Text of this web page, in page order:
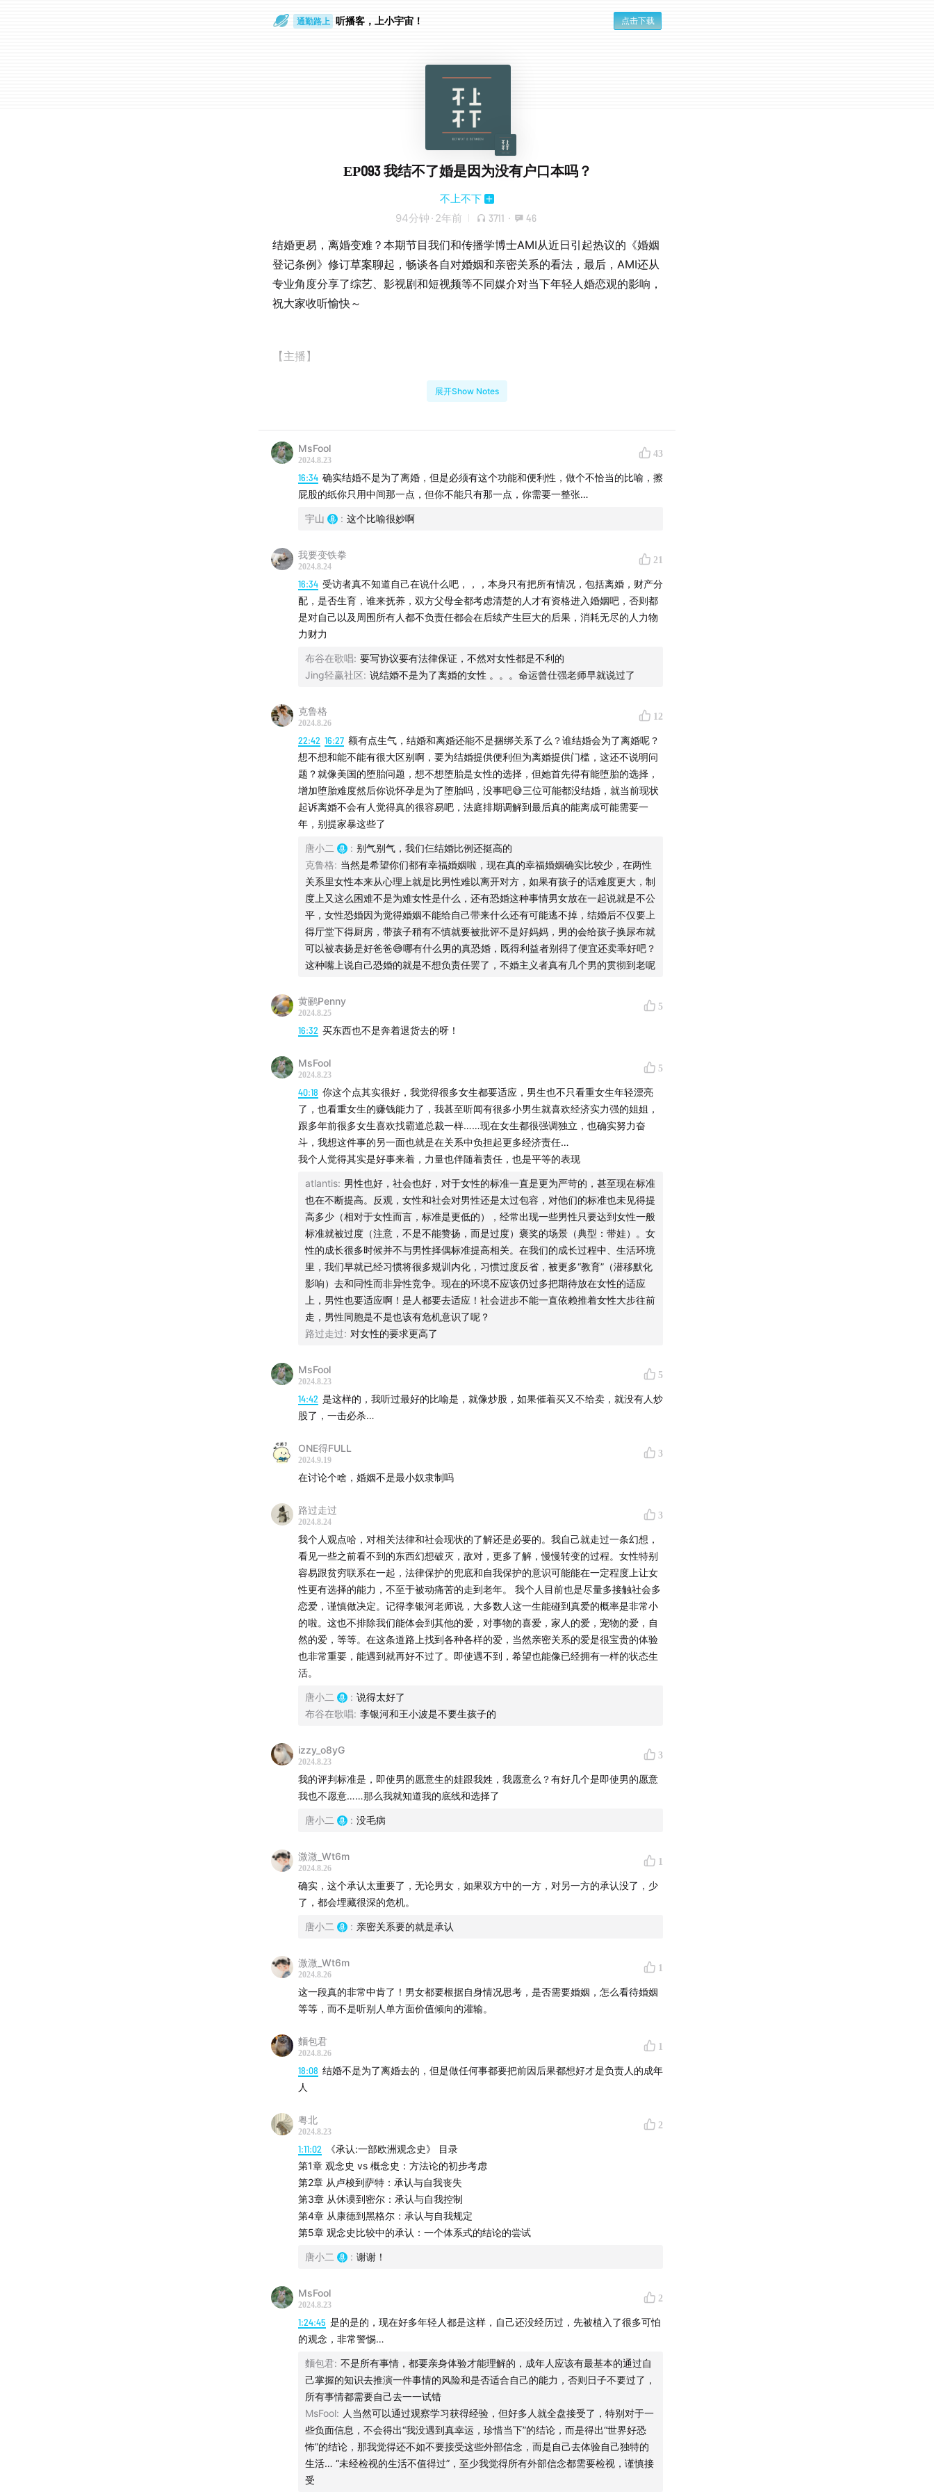
眼睛好累 听播客，上小宇宙！ 点击下载
EP093 我结不了婚是因为没有户口本吗？
不上不下
94分钟 · 2年前 3711 · 46
结婚更易，离婚变难？本期节目我们和传播学博士AMI从近日引起热议的《婚姻
登记条例》修订草案聊起，畅谈各自对婚姻和亲密关系的看法，最后，AMI还从
专业角度分享了综艺、影视剧和短视频等不同媒介对当下年轻人婚恋观的影响，
祝大家收听愉快～
【主播】
【嘉宾】
【时间轴】
结婚不再需要户口本，这事儿很大吗？
结婚和离婚成了一对CP，总是被捆绑思考
经济上行时离婚率上升，经济下行时离婚率下降，时代不同人们对婚姻的
需求不同
30:00 浪漫爱意识形态处于瓦解中
婚姻是一种亲密合伙关系体验
男女对婚姻的态度有何差异
01:03:10 各自对亲密关系的理解和看法
01:10:38亲密关系有无法被取代的重要性：获得认可和自我成长
01:16:45媒介如何影响年轻人对婚姻的看法
【BGM】
JOSHUA - 7PM
【互动方式】
微博@不上不下_Betwixt
搜索wx：shirleyxiaoling 并标记听众，即可加入听友群。欢迎各位综艺粉丝、
电视儿童，或者任何喜好听我们唠嗑的朋友进群互动。
【收听方式】
你可以在小宇宙、喜马拉雅、Apple Podcast、Pocket Casts找到我们，订阅
收听【不上不下】
展开Show Notes
MsFool
2024.8.23
43
16:34 确实结婚不是为了离婚，但是必须有这个功能和便利性，做个不恰当的比喻，擦
屁股的纸你只用中间那一点，但你不能只有那一点，你需要一整张…
宇山 : 这个比喻很妙啊
我要变铁拳
2024.8.24
21
16:34 受访者真不知道自己在说什么吧，，，本身只有把所有情况，包括离婚，财产分
配，是否生育，谁来抚养，双方父母全都考虑清楚的人才有资格进入婚姻吧，否则都
是对自己以及周围所有人都不负责任都会在后续产生巨大的后果，消耗无尽的人力物
力财力
布谷在歌唱: 要写协议要有法律保证，不然对女性都是不利的
Jing轻赢社区: 说结婚不是为了离婚的女性 。。。命运曾仕强老师早就说过了
克鲁格
2024.8.26
12
22:42 16:27 额有点生气，结婚和离婚还能不是捆绑关系了么？谁结婚会为了离婚呢？
想不想和能不能有很大区别啊，要为结婚提供便利但为离婚提供门槛，这还不说明问
题？就像美国的堕胎问题，想不想堕胎是女性的选择，但她首先得有能堕胎的选择，
增加堕胎难度然后你说怀孕是为了堕胎吗，没事吧😅三位可能都没结婚，就当前现状
起诉离婚不会有人觉得真的很容易吧，法庭排期调解到最后真的能离成可能需要一
年，别提家暴这些了
唐小二 : 别气别气，我们仨结婚比例还挺高的
克鲁格: 当然是希望你们都有幸福婚姻啦，现在真的幸福婚姻确实比较少，在两性
关系里女性本来从心理上就是比男性难以离开对方，如果有孩子的话难度更大，制
度上又这么困难不是为难女性是什么，还有恐婚这种事情男女放在一起说就是不公
平，女性恐婚因为觉得婚姻不能给自己带来什么还有可能逃不掉，结婚后不仅要上
得厅堂下得厨房，带孩子稍有不慎就要被批评不是好妈妈，男的会给孩子换尿布就
可以被表扬是好爸爸😅哪有什么男的真恐婚，既得利益者别得了便宜还卖乖好吧？
这种嘴上说自己恐婚的就是不想负责任罢了，不婚主义者真有几个男的贯彻到老呢
黄鹂Penny
2024.8.25
5
16:32 买东西也不是奔着退货去的呀！
MsFool
2024.8.23
5
40:18 你这个点其实很好，我觉得很多女生都要适应，男生也不只看重女生年轻漂亮
了，也看重女生的赚钱能力了，我甚至听闻有很多小男生就喜欢经济实力强的姐姐，
跟多年前很多女生喜欢找霸道总裁一样……现在女生都很强调独立，也确实努力奋
斗，我想这件事的另一面也就是在关系中负担起更多经济责任…
我个人觉得其实是好事来着，力量也伴随着责任，也是平等的表现
atlantis: 男性也好，社会也好，对于女性的标准一直是更为严苛的，甚至现在标准
也在不断提高。反观，女性和社会对男性还是太过包容，对他们的标准也未见得提
高多少（相对于女性而言，标准是更低的），经常出现一些男性只要达到女性一般
标准就被过度（注意，不是不能赞扬，而是过度）褒奖的场景（典型：带娃）。女
性的成长很多时候并不与男性择偶标准提高相关。在我们的成长过程中、生活环境
里，我们早就已经习惯将很多规训内化，习惯过度反省，被更多“教育”（潜移默化
影响）去和同性而非异性竞争。现在的环境不应该仍过多把期待放在女性的适应
上，男性也要适应啊！是人都要去适应！社会进步不能一直依赖推着女性大步往前
走，男性同胞是不是也该有危机意识了呢？
路过走过: 对女性的要求更高了
MsFool
2024.8.23
5
14:42 是这样的，我听过最好的比喻是，就像炒股，如果催着买又不给卖，就没有人炒
股了，一击必杀…
ONE得FULL
2024.9.19
3
在讨论个啥，婚姻不是最小奴隶制吗
路过走过
2024.8.24
3
我个人观点哈，对相关法律和社会现状的了解还是必要的。我自己就走过一条幻想，
看见一些之前看不到的东西幻想破灭，敌对，更多了解，慢慢转变的过程。女性特别
容易跟贫穷联系在一起，法律保护的兜底和自我保护的意识可能能在一定程度上让女
性更有选择的能力，不至于被动痛苦的走到老年。 我个人目前也是尽量多接触社会多
恋爱，谨慎做决定。记得李银河老师说，大多数人这一生能碰到真爱的概率是非常小
的啦。这也不排除我们能体会到其他的爱，对事物的喜爱，家人的爱，宠物的爱，自
然的爱，等等。在这条道路上找到各种各样的爱，当然亲密关系的爱是很宝贵的体验
也非常重要，能遇到就再好不过了。即使遇不到，希望也能像已经拥有一样的状态生
活。
唐小二 : 说得太好了
布谷在歌唱: 李银河和王小波是不要生孩子的
izzy_o8yG
2024.8.23
3
我的评判标准是，即使男的愿意生的娃跟我姓，我愿意么？有好几个是即使男的愿意
我也不愿意……那么我就知道我的底线和选择了
唐小二 : 没毛病
溦溦_Wt6m
2024.8.26
1
确实，这个承认太重要了，无论男女，如果双方中的一方，对另一方的承认没了，少
了，都会埋藏很深的危机。
唐小二 : 亲密关系要的就是承认
溦溦_Wt6m
2024.8.26
1
这一段真的非常中肯了！男女都要根据自身情况思考，是否需要婚姻，怎么看待婚姻
等等，而不是听别人单方面价值倾向的灌输。
麵包君
2024.8.26
1
18:08 结婚不是为了离婚去的，但是做任何事都要把前因后果都想好才是负责人的成年
人
粤北
2024.8.23
2
1:11:02
《承认:一部欧洲观念史》 目录
第1章 观念史 vs 概念史：方法论的初步考虑
第2章 从卢梭到萨特：承认与自我丧失
第3章 从休谟到密尔：承认与自我控制
第4章 从康德到黑格尔：承认与自我规定
第5章 观念史比较中的承认：一个体系式的结论的尝试
唐小二 : 谢谢！
MsFool
2024.8.23
2
1:24:45 是的是的，现在好多年轻人都是这样，自己还没经历过，先被植入了很多可怕
的观念，非常警惕…
麵包君: 不是所有事情，都要亲身体验才能理解的，成年人应该有最基本的通过自
己掌握的知识去推演一件事情的风险和是否适合自己的能力，否则日子不要过了，
所有事情都需要自己去一一试错
MsFool: 人当然可以通过观察学习获得经验，但好多人就全盘接受了，特别对于一
些负面信息，不会得出“我没遇到真幸运，珍惜当下”的结论，而是得出“世界好恐
怖”的结论，那我觉得还不如不要接受这些外部信念，而是自己去体验自己独特的
生活… “未经检视的生活不值得过”，至少我觉得所有外部信念都需要检视，谨慎接
受